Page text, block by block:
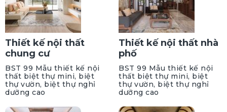
Thiết kế nội thất
chung cư
BST 99 Mẫu thiết kế nội
thất biệt thự mini, biệt
thự vườn, biệt thự nghỉ
dưỡng cao
Thiết kế nội thất nhà
phố
BST 99 Mẫu thiết kế nội
thất biệt thự mini, biệt
thự vườn, biệt thự nghỉ
dưỡng cao